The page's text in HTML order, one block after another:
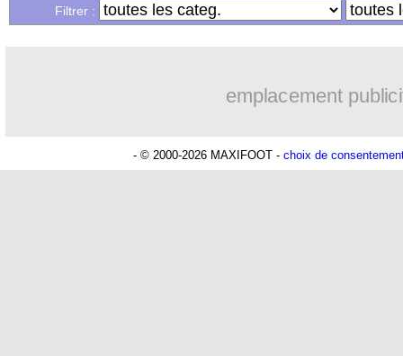
Filtrer :
emplacement
- © 2000-2026 MAXIFOOT - choix de